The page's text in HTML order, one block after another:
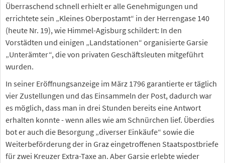
Überraschend schnell erhielt er alle Genehmigungen und
errichtete sein „Kleines Oberpostamt“ in der Herrengase 140
(heute Nr. 19), wie Himmel-Agisburg schildert: In den
Vorstädten und einigen „Landstationen“ organisierte Garsie
„Unterämter“, die von privaten Geschäftsleuten mitgeführt
wurden.
In seiner Eröffnungsanzeige im März 1796 garantierte er täglich
vier Zustellungen und das Einsammeln der Post, dadurch war
es möglich, dass man in drei Stunden bereits eine Antwort
erhalten konnte - wenn alles wie am Schnürchen lief. Überdies
bot er auch die Besorgung „diverser Einkäufe“ sowie die
Weiterbeförderung der in Graz eingetroffenen Staatspostbriefe
für zwei Kreuzer Extra-Taxe an. Aber Garsie erlebte wieder